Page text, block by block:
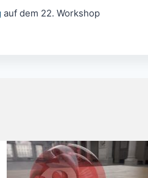
auf dem 22. Workshop